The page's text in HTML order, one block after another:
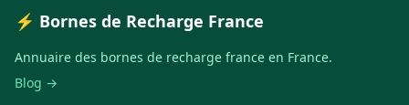
⚡ Bornes de Recharge France
Annuaire des bornes de recharge france en France.
Blog →